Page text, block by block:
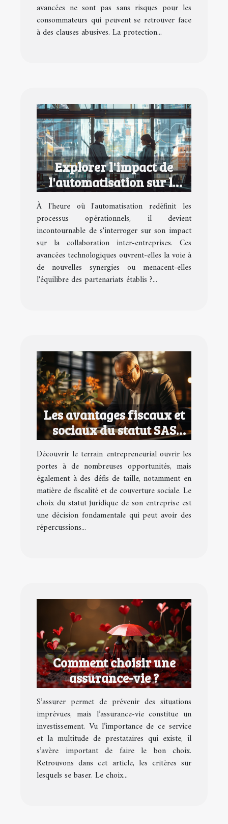
avancées ne sont pas sans risques pour les
consommateurs qui peuvent se retrouver face
à des clauses abusives. La protection...
Explorer l'impact de
l'automatisation sur la
collaboration inter-
entreprises
À l'heure où l'automatisation redéfinit les
processus opérationnels, il devient
incontournable de s'interroger sur son impact
sur la collaboration inter-entreprises. Ces
avancées technologiques ouvrent-elles la voie à
de nouvelles synergies ou menacent-elles
l'équilibre des partenariats établis ?...
Les avantages fiscaux et
sociaux du statut SAS
pour les entrepreneurs
Découvrir le terrain entrepreneurial ouvrir les
portes à de nombreuses opportunités, mais
également à des défis de taille, notamment en
matière de fiscalité et de couverture sociale. Le
choix du statut juridique de son entreprise est
une décision fondamentale qui peut avoir des
répercussions...
Comment choisir une
assurance-vie ?
S’assurer permet de prévenir des situations
imprévues, mais l’assurance-vie constitue un
investissement. Vu l’importance de ce service
et la multitude de prestataires qui existe, il
s’avère important de faire le bon choix.
Retrouvons dans cet article, les critères sur
lesquels se baser. Le choix...